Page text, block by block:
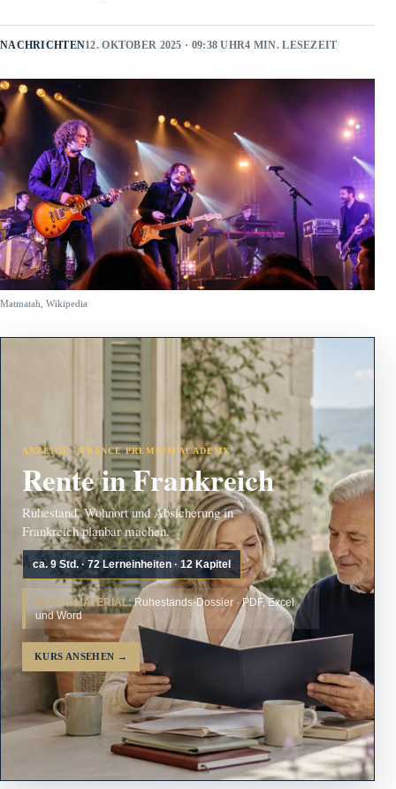
NACHRICHTEN12. OKTOBER 2025 · 09:38 UHR4 MIN. LESEZEIT
Matmatah, Wikipedia
ANZEIGE · FRANCE PREMIUM ACADEMY
Rente in Frankreich
Ruhestand, Wohnort und Absicherung in
Frankreich planbar machen.
ca. 9 Std. · 72 Lerneinheiten · 12 Kapitel
BONUSMATERIAL:Ruhestands-Dossier · PDF, Excel
und Word
KURS ANSEHEN →